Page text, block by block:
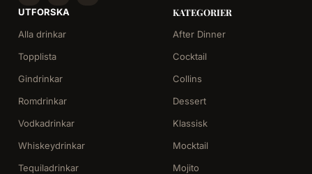
UTFORSKA
Alla drinkar
Topplista
Gindrinkar
Romdrinkar
Vodkadrinkar
Whiskeydrinkar
Tequiladrinkar
KATEGORIER
After Dinner
Cocktail
Collins
Dessert
Klassisk
Mocktail
Mojito